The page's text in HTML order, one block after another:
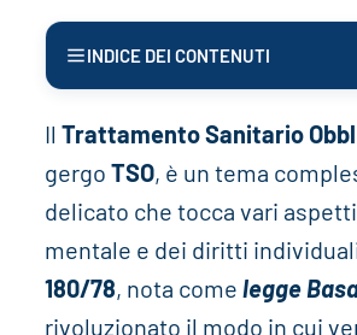
INDICE DEI CONTENUTI
Il Trattamento Sanitario
gergo TSO, è un tema
delicato che tocca vari
mentale e dei diritti
180/78, nota come legge
rivoluzionato il modo in cui